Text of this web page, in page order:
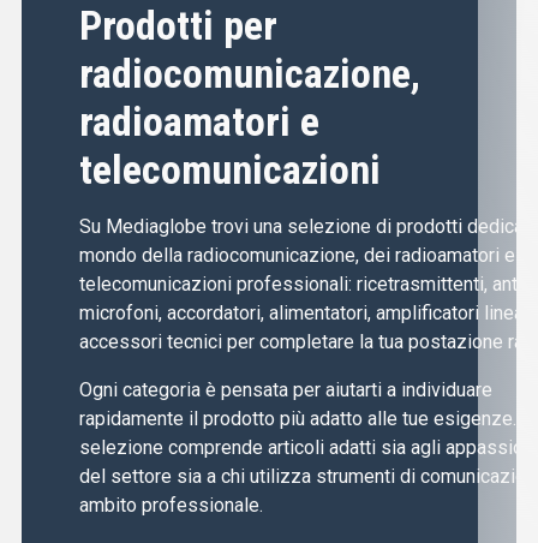
Prodotti per
radiocomunicazione,
radioamatori e
telecomunicazioni
Su Mediaglobe trovi una selezione di prodotti dedicati
mondo della radiocomunicazione, dei radioamatori e
telecomunicazioni professionali: ricetrasmittenti,
microfoni, accordatori, alimentatori, amplificatori
accessori tecnici per completare la tua postazione
Ogni categoria è pensata per aiutarti a individuare
rapidamente il prodotto più adatto alle tue esigenze.
selezione comprende articoli adatti sia agli
del settore sia a chi utilizza strumenti di
ambito professionale.